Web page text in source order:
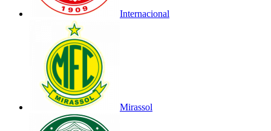
Internacional
Mirassol